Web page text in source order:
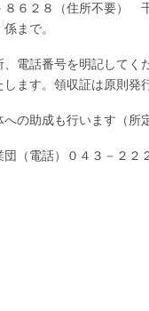
８６２８（住所不要）
まで。
電話番号を明記してく
ます。領収証は原則発
の助成も行います（所
（電話）０４３－２２